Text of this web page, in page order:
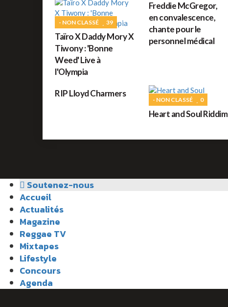
- NON CLASSÉ 39
Taïro X Daddy Mory X
Tiwony : 'Bonne
Weed' Live à
l'Olympia
Freddie McGregor,
en convalescence,
chante pour le
personnel médical
RIP Lloyd Charmers
- NON CLASSÉ 0
Heart and Soul Riddim
Soutenez-nous
Accueil
Actualités
Magazine
Reggae TV
Mixtapes
Lifestyle
Concours
Agenda